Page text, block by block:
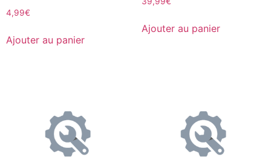
4,99€
Ajouter au panier
Ajouter au panier